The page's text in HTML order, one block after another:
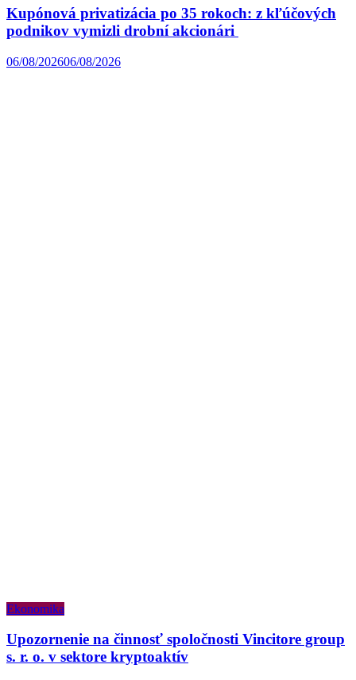
Kupónová privatizácia po 35 rokoch: z kľúčových
podnikov vymizli drobní akcionári
06/08/202606/08/2026
Ekonomika
Upozornenie na činnosť spoločnosti Vincitore group
s. r. o. v sektore kryptoaktív